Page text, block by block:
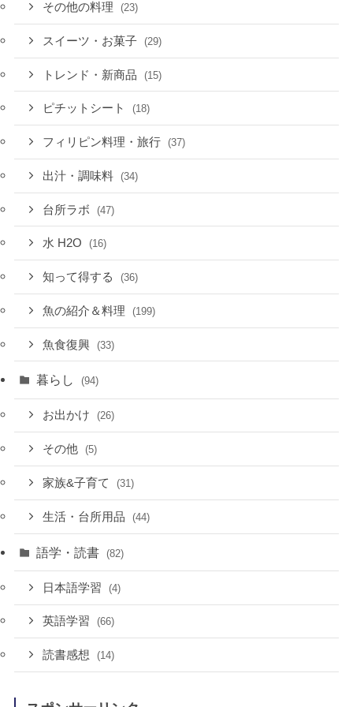
その他の料理 (23)
スイーツ・お菓子 (29)
トレンド・新商品 (15)
ピチットシート (18)
フィリピン料理・旅行 (37)
出汁・調味料 (34)
台所ラボ (47)
水 H2O (16)
知って得する (36)
魚の紹介＆料理 (199)
魚食復興 (33)
暮らし (94)
お出かけ (26)
その他 (5)
家族&子育て (31)
生活・台所用品 (44)
語学・読書 (82)
日本語学習 (4)
英語学習 (66)
読書感想 (14)